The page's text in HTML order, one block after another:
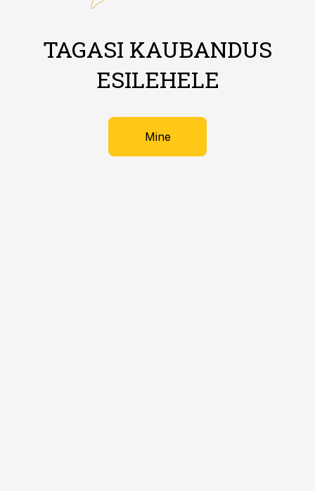
TAGASI KAUBANDUS
ESILEHELE
Mine